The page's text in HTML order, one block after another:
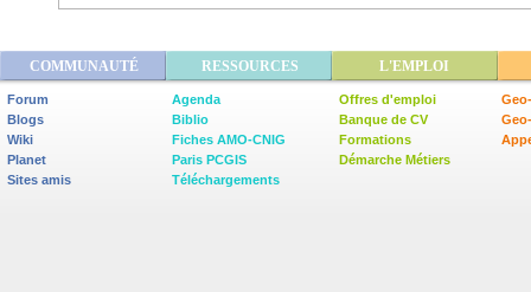
COMMUNAUTÉ RESSOURCES L'EMPLOI
Forum
Blogs
Wiki
Planet
Sites amis
Agenda
Biblio
Fiches AMO-CNIG
Paris PCGIS
Téléchargements
Offres d'emploi
Banque de CV
Formations
Démarche Métiers